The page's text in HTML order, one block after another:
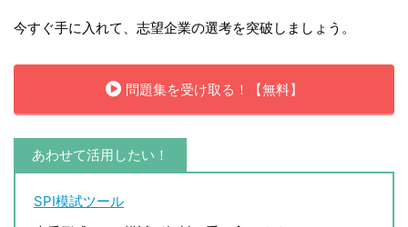
今すぐ手に入れて、志望企業の選考を突破しましょう。
問題集を受け取る！【無料】
あわせて活用したい！
SPI模試ツール